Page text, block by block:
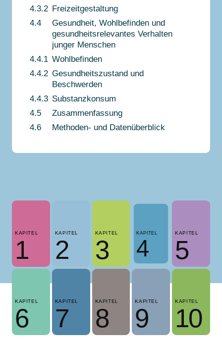
4.3.2 Freizeitgestaltung
4.4
Gesundheit, Wohlbefinden und
gesundheitsrelevantes Verhalten
junger Menschen
4.4.1 Wohlbefinden
4.4.2 Gesundheitszustand und
Beschwerden
4.4.3 Substanzkonsum
4.5
Zusammenfassung
4.6
Methoden- und Datenüberblick
KAPITEL
1
KAPITEL
2
KAPITEL
3
KAPITEL
4
KAPITEL
5
KAPITEL
6
KAPITEL
7
KAPITEL
8
KAPITEL
9
KAPITEL
10